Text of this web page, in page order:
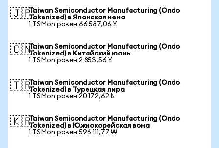
🇯🇵Taiwan Semiconductor Manufacturing (Ondo
Tokenized) в Японская иена
1 TSMon равен 66 587,06 ¥
🇨🇳Taiwan Semiconductor Manufacturing (Ondo
Tokenized) в Китайский юань
1 TSMon равен 2 853,56 ¥
🇹🇷Taiwan Semiconductor Manufacturing (Ondo
Tokenized) в Турецкая лира
1 TSMon равен 20 172,62 ₺
🇰🇷Taiwan Semiconductor Manufacturing (Ondo
Tokenized) в Южнокорейская вона
1 TSMon равен 596 111,77 ₩